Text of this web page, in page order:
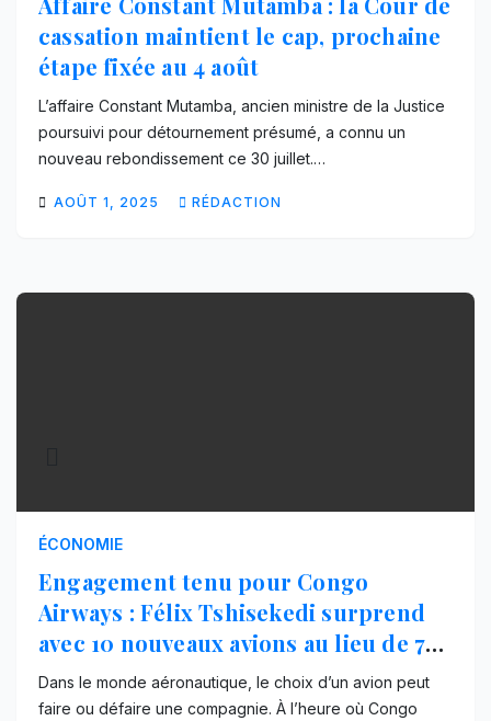
cassation maintient le cap, prochaine
étape fixée au 4 août
L’affaire Constant Mutamba, ancien ministre de la Justice
poursuivi pour détournement présumé, a connu un
nouveau rebondissement ce 30 juillet.…
AOÛT 1, 2025 RÉDACTION
ÉCONOMIE
Engagement tenu pour Congo
Airways : Félix Tshisekedi surprend
avec 10 nouveaux avions au lieu de 7
promis en 2019
Dans le monde aéronautique, le choix d’un avion peut
faire ou défaire une compagnie. À l’heure où Congo